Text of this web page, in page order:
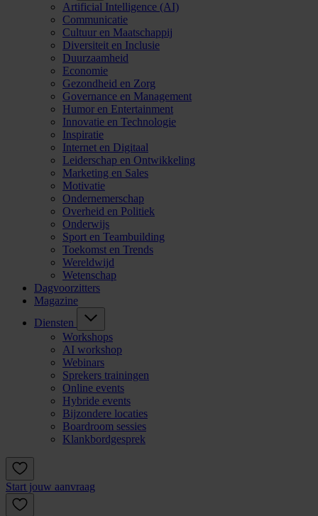
Artificial Intelligence (AI)
Communicatie
Cultuur en Maatschappij
Diversiteit en Inclusie
Duurzaamheid
Economie
Gezondheid en Zorg
Governance en Management
Humor en Entertainment
Innovatie en Technologie
Inspiratie
Internet en Digitaal
Leiderschap en Ontwikkeling
Marketing en Sales
Motivatie
Ondernemerschap
Overheid en Politiek
Onderwijs
Sport en Teambuilding
Toekomst en Trends
Wereldwijd
Wetenschap
Dagvoorzitters
Magazine
Diensten
Workshops
AI workshop
Webinars
Sprekers trainingen
Online events
Hybride events
Bijzondere locaties
Boardroom sessies
Klankbordgesprek
Start jouw aanvraag